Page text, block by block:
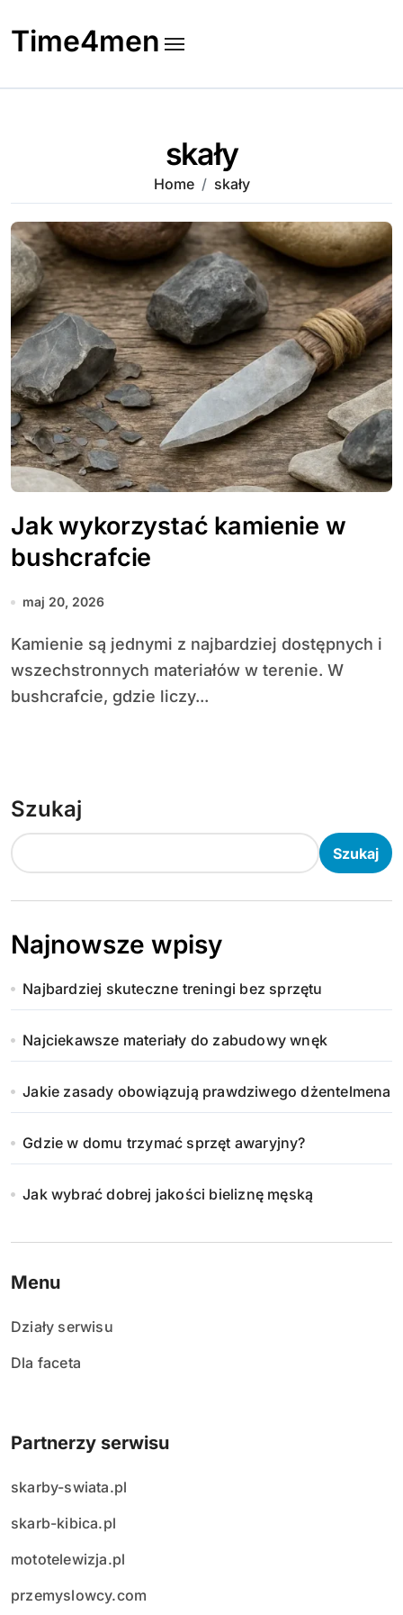
to
content
Time4men
skały
Home skały
Jak wykorzystać kamienie w
bushcrafcie
maj 20, 2026
Kamienie są jednymi z najbardziej dostępnych i
wszechstronnych materiałów w terenie. W
bushcrafcie, gdzie liczy...
Szukaj
Szukaj
Najnowsze wpisy
Najbardziej skuteczne treningi bez sprzętu
Najciekawsze materiały do zabudowy wnęk
Jakie zasady obowiązują prawdziwego dżentelmena
Gdzie w domu trzymać sprzęt awaryjny?
Jak wybrać dobrej jakości bieliznę męską
Menu
Działy serwisu
Dla faceta
Partnerzy serwisu
skarby-swiata.pl
skarb-kibica.pl
mototelewizja.pl
przemyslowcy.com